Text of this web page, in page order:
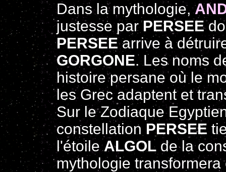
Dans la mythologie,
justesse parPERSEE
PERSEEarrive à
GORGONE. Les noms
histoire persane où le
les Grec adaptent et
Sur le Zodiaque
constellation PERSEE
l'étoileALGOL de la
mythologie